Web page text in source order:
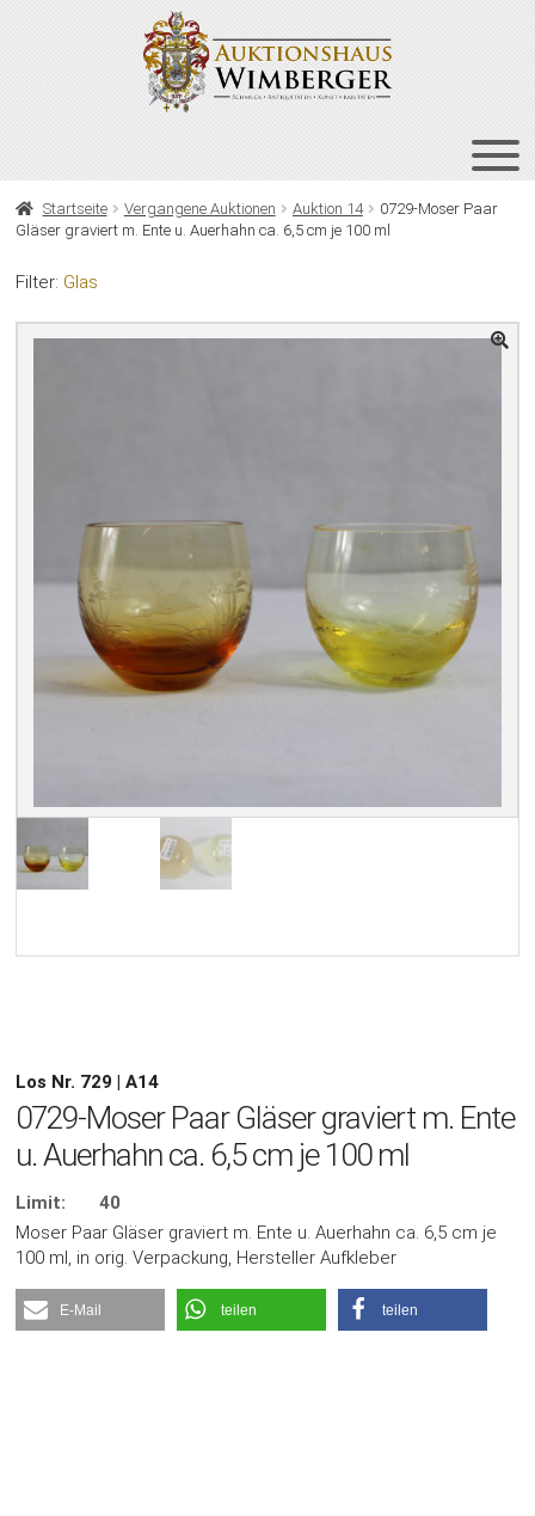
HOME
Startseite Vergangene Auktionen Auktion 14
0729-Moser Paar
Gläser graviert m. Ente u. Auerhahn ca. 6,5 cm je 100 ml
Filter: Glas
Los Nr. 729 | A14
0729-Moser Paar Gläser graviert m. Ente
u. Auerhahn ca. 6,5 cm je 100 ml
Limit:
40
Moser Paar Gläser graviert m. Ente u. Auerhahn ca. 6,5 cm je
100 ml, in orig. Verpackung, Hersteller Aufkleber
E-Mail teilen teilen